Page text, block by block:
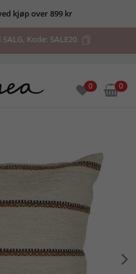
kjøp over 899 kr
Kode: SALE20
0 0